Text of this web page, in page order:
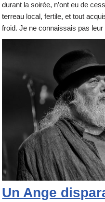
durant la soirée, n’ont eu de
terreau local, fertile, et tout
froid. Je ne connaissais pas
Un Ange